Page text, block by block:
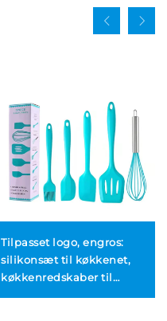
Tilpasset logo, engros:
silikonsæt til køkkenet,
køkkenredskaber til